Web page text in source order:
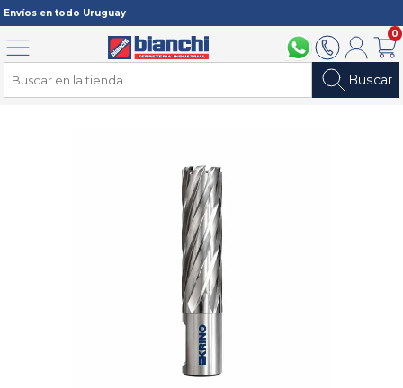
Envíos en todo Uruguay
094 211 1122902 2902Mi cuenta
0
Buscar
Menú